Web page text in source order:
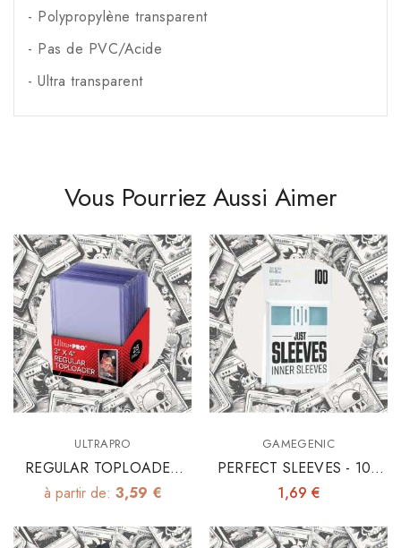
- Polypropylène transparent
- Pas de PVC/Acide
- Ultra transparent
Vous Pourriez Aussi Aimer
ULTRAPRO
REGULAR TOPLOADER
3"x4" X25
à partir de: 3,59 €
GAMEGENIC
PERFECT SLEEVES - 100
INNER SLEEVES 64X89
1,69 €